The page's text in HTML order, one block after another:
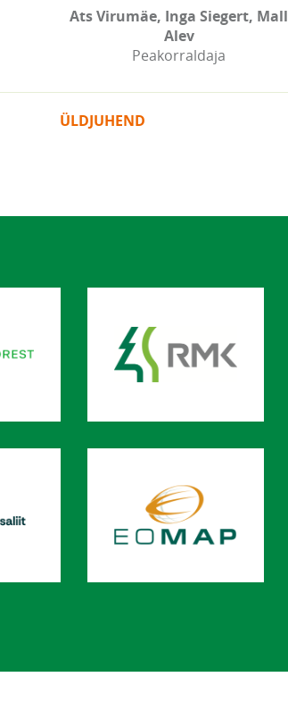
Ats Virumäe, Inga Siegert, Mall
Alev
Peakorraldaja
ÜLDJUHEND